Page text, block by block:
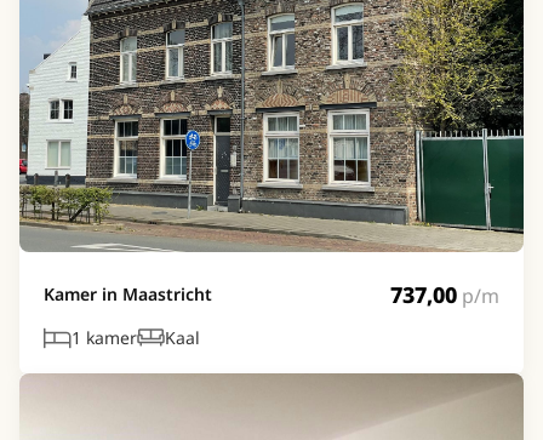
Kamer in Maastricht 737,00 p/m
1 kamer Kaal